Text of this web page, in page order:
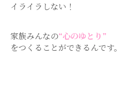
イライラしない！
家族みんなの“心のゆとり”
をつくることができるんです。